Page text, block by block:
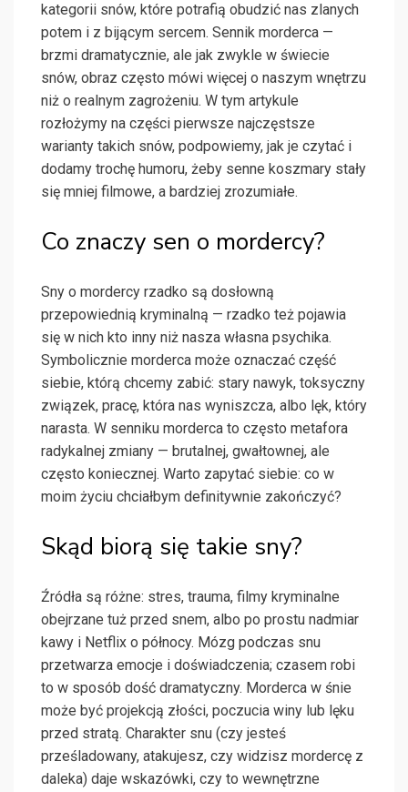
kategorii snów, które potrafią obudzić nas zlanych
potem i z bijącym sercem. Sennik morderca —
brzmi dramatycznie, ale jak zwykle w świecie
snów, obraz często mówi więcej o naszym wnętrzu
niż o realnym zagrożeniu. W tym artykule
rozłożymy na części pierwsze najczęstsze
warianty takich snów, podpowiemy, jak je czytać i
dodamy trochę humoru, żeby senne koszmary stały
się mniej filmowe, a bardziej zrozumiałe.
Co znaczy sen o mordercy?
Sny o mordercy rzadko są dosłowną
przepowiednią kryminalną — rzadko też pojawia
się w nich kto inny niż nasza własna psychika.
Symbolicznie morderca może oznaczać część
siebie, którą chcemy zabić: stary nawyk, toksyczny
związek, pracę, która nas wyniszcza, albo lęk, który
narasta. W senniku morderca to często metafora
radykalnej zmiany — brutalnej, gwałtownej, ale
często koniecznej. Warto zapytać siebie: co w
moim życiu chciałbym definitywnie zakończyć?
Skąd biorą się takie sny?
Źródła są różne: stres, trauma, filmy kryminalne
obejrzane tuż przed snem, albo po prostu nadmiar
kawy i Netflix o północy. Mózg podczas snu
przetwarza emocje i doświadczenia; czasem robi
to w sposób dość dramatyczny. Morderca w śnie
może być projekcją złości, poczucia winy lub lęku
przed stratą. Charakter snu (czy jesteś
prześladowany, atakujesz, czy widzisz mordercę z
daleka) daje wskazówki, czy to wewnętrzne